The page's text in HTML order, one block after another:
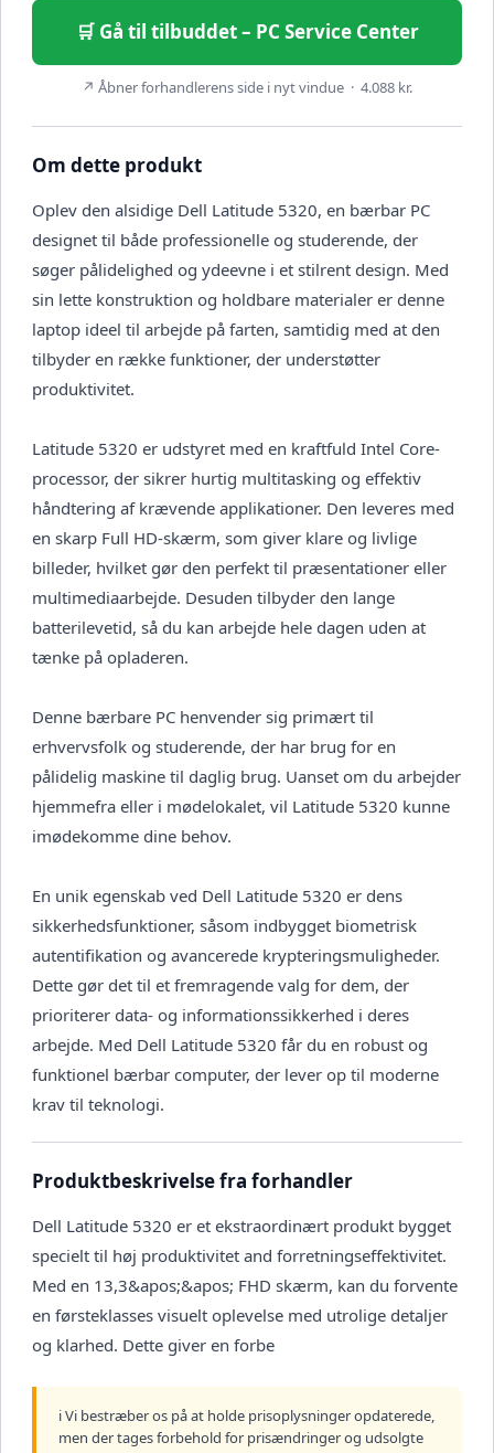
🛒 Gå til tilbuddet – PC Service Center
↗ Åbner forhandlerens side i nyt vindue · 4.088 kr.
Om dette produkt
Oplev den alsidige Dell Latitude 5320, en bærbar PC
designet til både professionelle og studerende, der
søger pålidelighed og ydeevne i et stilrent design. Med
sin lette konstruktion og holdbare materialer er denne
laptop ideel til arbejde på farten, samtidig med at den
tilbyder en række funktioner, der understøtter
produktivitet.
Latitude 5320 er udstyret med en kraftfuld Intel Core-
processor, der sikrer hurtig multitasking og effektiv
håndtering af krævende applikationer. Den leveres med
en skarp Full HD-skærm, som giver klare og livlige
billeder, hvilket gør den perfekt til præsentationer eller
multimediaarbejde. Desuden tilbyder den lange
batterilevetid, så du kan arbejde hele dagen uden at
tænke på opladeren.
Denne bærbare PC henvender sig primært til
erhvervsfolk og studerende, der har brug for en
pålidelig maskine til daglig brug. Uanset om du arbejder
hjemmefra eller i mødelokalet, vil Latitude 5320 kunne
imødekomme dine behov.
En unik egenskab ved Dell Latitude 5320 er dens
sikkerhedsfunktioner, såsom indbygget biometrisk
autentifikation og avancerede krypteringsmuligheder.
Dette gør det til et fremragende valg for dem, der
prioriterer data- og informationssikkerhed i deres
arbejde. Med Dell Latitude 5320 får du en robust og
funktionel bærbar computer, der lever op til moderne
krav til teknologi.
Produktbeskrivelse fra forhandler
Dell Latitude 5320 er et ekstraordinært produkt bygget
specielt til høj produktivitet and forretningseffektivitet.
Med en 13,3&apos;&apos; FHD skærm, kan du forvente
en førsteklasses visuelt oplevelse med utrolige detaljer
og klarhed. Dette giver en forbe
ℹ️ Vi bestræber os på at holde prisoplysninger opdaterede,
men der tages forbehold for prisændringer og udsolgte